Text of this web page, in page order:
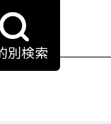
別検索